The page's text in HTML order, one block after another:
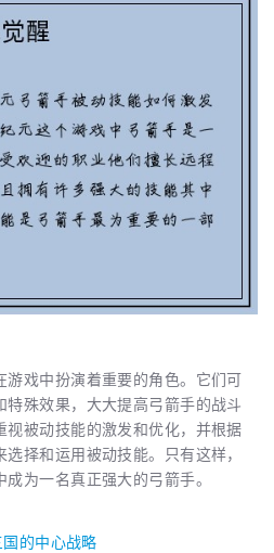
游戏中扮演着重要的角色。它们可
特殊效果，大大提高弓箭手的战斗
视被动技能的激发和优化，并根据
择和运用被动技能。只有这样，
为一名真正强大的弓箭手。
的中心战略